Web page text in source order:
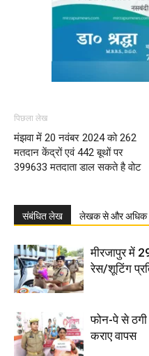
पिछला लेख
मंझवा में 20 नवंबर 2024 को 262
मतदान केंद्रों एवं 442 बूथों पर
399633 मतदाता डाल सकते है वोट
संबंधित लेख लेखक से और अधिक
मीरजापुर में
रेस/शूटिंग
फोन-पे से
कराए वापस